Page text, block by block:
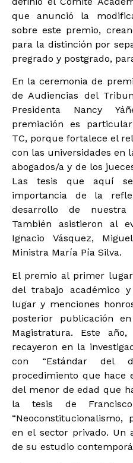
que anunció la
sobre este premio,
para la distinción por
pregrado y postgrado,
En la ceremonia de
de Audiencias del
Presidenta Nancy
premiación es
TC, porque fortalece el
con las universidades en
abogados/a y de los
Las tesis que aquí
importancia de la
desarrollo de nuestra
También asistieron al
Ignacio Vásquez,
Ministra María Pía Silva.
El premio al primer
del trabajo académico
lugar y menciones
posterior publicación
Magistratura. Este
recayeron en la
con “Estándar del
procedimiento que hace
del menor de edad que
la tesis de
“Neoconstitucionalismo,
en el sector privado. Un
de su estudio